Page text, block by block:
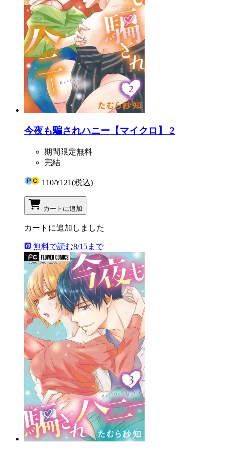
今夜も騙されハニー【マイクロ】 2
期間限定無料
完結
110/¥121(税込)
カートに追加
カートに追加しました
無料で読む8/15まで